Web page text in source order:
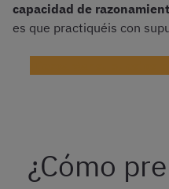
capacidad de
es que practiquéis con
¿Cómo